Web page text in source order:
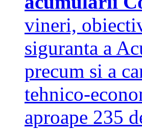
vineri,
siguranta a
precum si a
tehnico-
aproape 235